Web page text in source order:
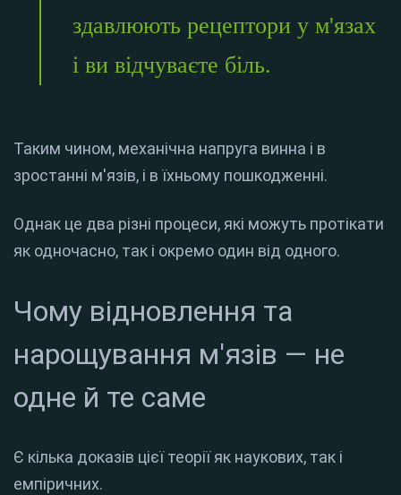
здавлюють рецептори у м'язах
і ви відчуваєте біль.
Таким чином, механічна напруга винна і в
зростанні м'язів, і в їхньому пошкодженні.
Однак це два різні процеси, які можуть протікати
як одночасно, так і окремо один від одного.
Чому відновлення та
нарощування м'язів — не
одне й те саме
Є кілька доказів цієї теорії як наукових, так і
емпіричних.